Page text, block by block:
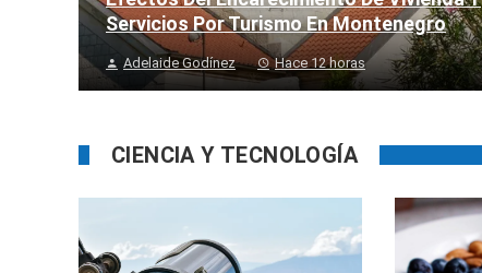
Servicios Por Turismo En Montenegro
Adelaide Godínez Hace 12 horas
CIENCIA Y TECNOLOGÍA